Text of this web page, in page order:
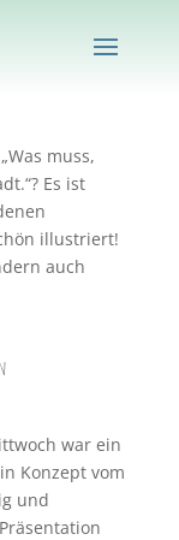
muss,
Es ist
illustriert!
auch
war ein
Konzept vom
und